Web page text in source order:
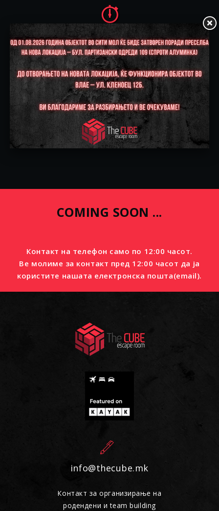
60
МИНУТИ
ТЕЖИНА
COMING SOON ...
Контакт на телефон само по 12:00 часот.
Ве молиме за контакт пред 12:00 часот да ја
користите нашата електронска пошта(email).
info@thecube.mk
Контакт за организирање на
родендени и team building